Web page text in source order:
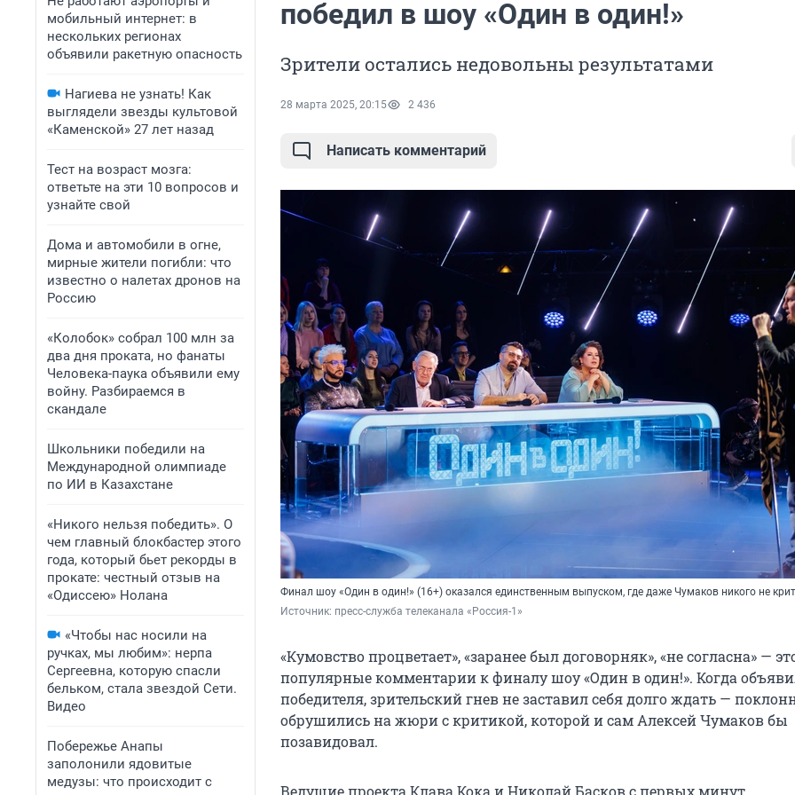
мобильный интернет: в
нескольких регионах
объявили ракетную опасность
Нагиева не узнать! Как
выглядели звезды культовой
«Каменской» 27 лет назад
Тест на возраст мозга:
ответьте на эти 10 вопросов и
узнайте свой
Дома и автомобили в огне,
мирные жители погибли: что
известно о налетах дронов на
Россию
«Колобок» собрал 100 млн за
два дня проката, но фанаты
Человека-паука объявили ему
войну. Разбираемся в
скандале
Школьники победили на
Международной олимпиаде
по ИИ в Казахстане
«Никого нельзя победить». О
чем главный блокбастер этого
года, который бьет рекорды в
прокате: честный отзыв на
«Одиссею» Нолана
«Чтобы нас носили на
ручках, мы любим»: нерпа
Сергеевна, которую спасли
бельком, стала звездой Сети.
Видео
Побережье Анапы
заполонили ядовитые
медузы: что происходит с
победил в шоу «Один в один!»
Зрители остались недовольны результатами
28 марта 2025, 20:15 2 436
Написать комментарий
Финал шоу «Один в один!» (16+) оказался единственным выпуском, где даже Чумаков никого не
Источник: пресс-служба телеканала «Россия-1»
«Кумовство процветает», «заранее был договорняк», «не согласна» —
популярные комментарии к финалу шоу «Один в один!». Когда
победителя, зрительский гнев не заставил себя долго ждать —
обрушились на жюри с критикой, которой и сам Алексей Чумаков бы
позавидовал.
Ведущие проекта Клава Кока и Николай Басков с первых минут